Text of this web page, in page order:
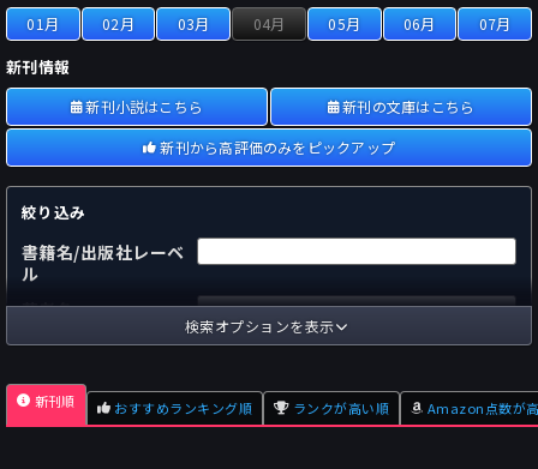
01月 02月 03月 04月 05月 06月 07月
新刊情報
新刊小説はこちら
新刊の文庫はこちら
新刊から高評価のみをピックアップ
絞り込み
書籍名/出版社レーベ
ル
著者名
国内
海外
出版社
検索オプションを表示
新刊順 おすすめランキング順 ランクが高い順 Amazon点数が